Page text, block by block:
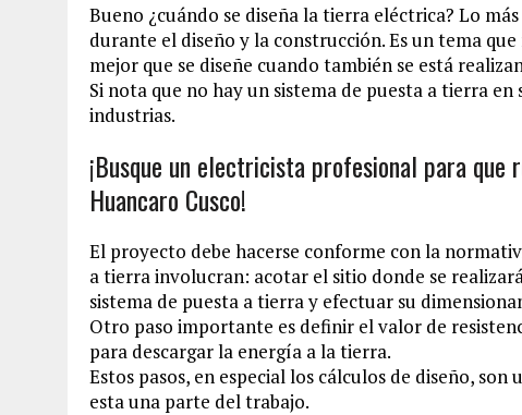
Bueno ¿cuándo se diseña la tierra eléctrica? Lo
durante el diseño y la construcción. Es un tema
mejor que se diseñe cuando también se está
Si nota que no hay un sistema de puesta a tierra
industrias.
¡Busque un electricista profesional para
Huancaro Cusco!
El proyecto debe hacerse conforme con la
a tierra involucran: acotar el sitio donde se
sistema de puesta a tierra y efectuar su
Otro paso importante es definir el valor de
para descargar la energía a la tierra.
Estos pasos, en especial los cálculos de diseño,
esta una parte del trabajo.